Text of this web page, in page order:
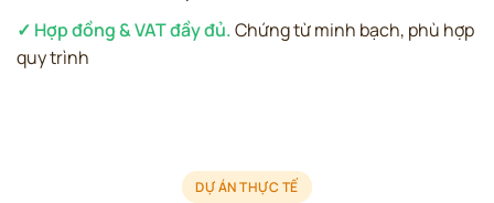
✓ Hợp đồng & VAT đầy đủ.Chứng từ minh bạch, phù hợp
quy trình
DỰ ÁN THỰC TẾ